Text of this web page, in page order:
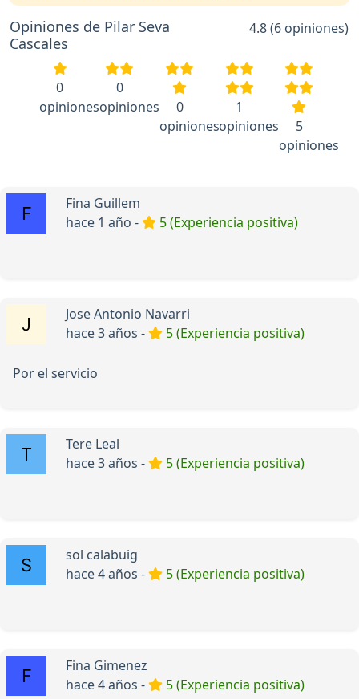
Opiniones de Pilar Seva
Cascales
4.8 (6 opiniones)
0
opiniones
0
opiniones
0
opiniones
1
opiniones
5
opiniones
Fina Guillem
hace 1 año -
5 (Experiencia positiva)
Jose Antonio Navarri
hace 3 años -
5 (Experiencia positiva)
Por el servicio
Tere Leal
hace 3 años -
5 (Experiencia positiva)
sol calabuig
hace 4 años -
5 (Experiencia positiva)
Fina Gimenez
hace 4 años -
5 (Experiencia positiva)